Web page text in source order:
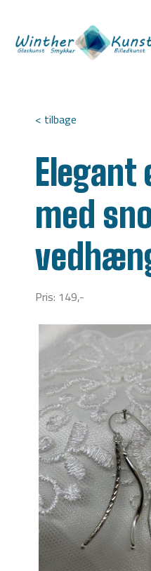
< tilbage
med
Pris: 149,-